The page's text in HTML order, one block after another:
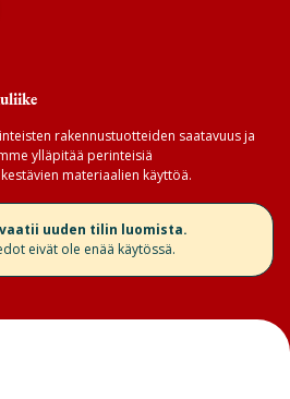
rakennustuotteiden saatavuus ja
ylläpitää perinteisiä
materiaalien käyttöä.
uuden tilin luomista.
eivät ole enää käytössä.